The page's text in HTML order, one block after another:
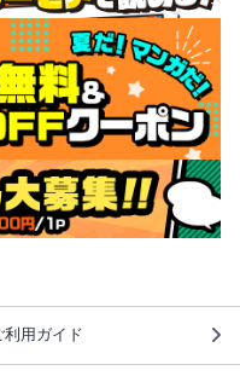
利用ガイド